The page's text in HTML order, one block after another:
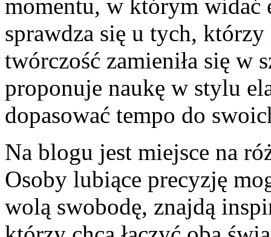
momentu, w którym widać
sprawdza się u tych,
twórczość zamieniła się
proponuje naukę w stylu
dopasować tempo do
Na blogu jest miejsce na
Osoby lubiące precyzję
wolą swobodę, znajdą